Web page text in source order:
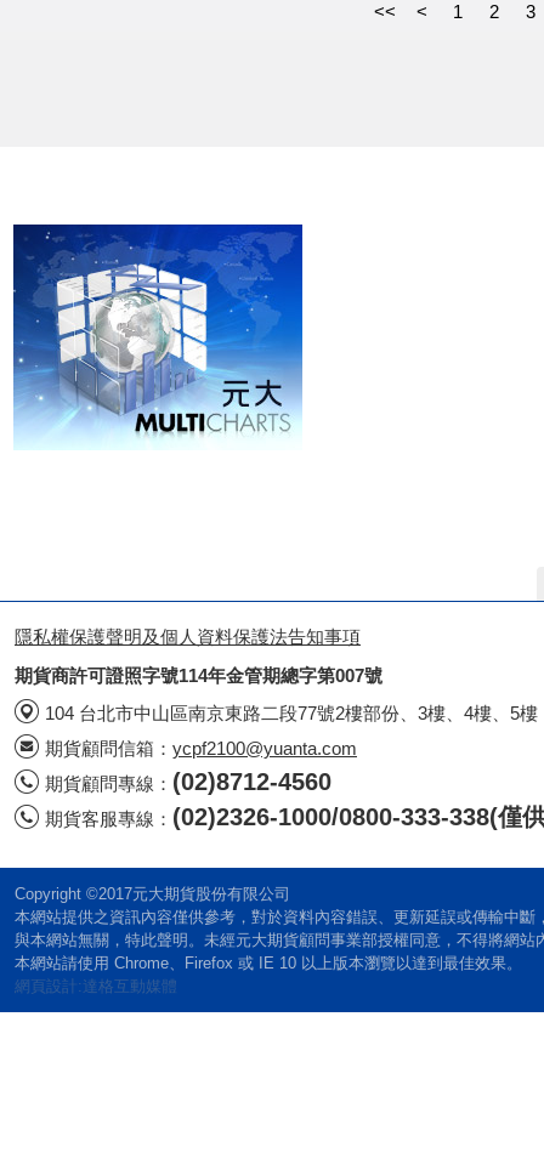
<< < 1 2 3
隱私權保護聲明及個人資料保護法告知事項
期貨商許可證照字號114年金管期總字第007號
104 台北市中山區南京東路二段77號2樓部份、3樓、4樓、5樓
期貨顧問信箱： ycpf2100@yuanta.com
期貨顧問專線： (02)8712-4560
期貨客服專線： (02)2326-1000/0800-333-338(僅
Copyright ©2017元大期貨股份有限公司
本網站提供之資訊內容僅供參考，對於資料內容錯誤、更新延誤或傳輸中
與本網站無關，特此聲明。未經元大期貨顧問事業部授權同意，不得將網站
本網站請使用 Chrome、Firefox 或 IE 10 以上版本瀏覽以達到最佳效果。
網頁設計:達格互動媒體